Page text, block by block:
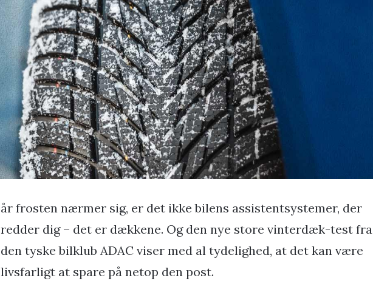
år frosten nærmer sig, er det ikke bilens assistentsystemer, der
redder dig – det er dækkene. Og den nye store vinterdæk-test fra
den tyske bilklub ADAC viser med al tydelighed, at det kan være
livsfarligt at spare på netop den post.